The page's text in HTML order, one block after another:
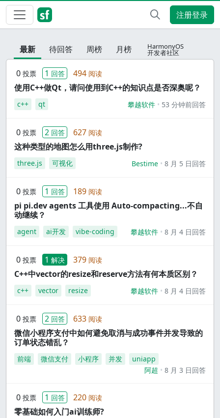
注册登录
最新 待回答 周榜 月榜 HarmonyOS
开发者社区
0 投票 1 回答 494 阅读
使用C++做Qt，请问使用到C++的知识点是否深奥呢？
c++ qt 攀越软件 53 分钟前回答
0 投票 2 回答 627 阅读
这种类型的地图怎么用three.js制作?
three.js 可视化 Bestime 8 月 5 日回答
0 投票 1 回答 189 阅读
pi pi.dev agents 工具使用 Auto-compacting...不自
动继续？
agent ai开发 vibe-coding 攀越软件 8 月 4 日回答
0 投票 1 解决 379 阅读
C++中vector的resize和reserve方法有何本质区别？
c++ vector resize 攀越软件 8 月 4 日回答
0 投票 2 回答 633 阅读
微信小程序支付中如何避免取消与成功事件并发导致的
订单状态错乱？
前端 微信支付 小程序 并发
uniapp
阿超
8 月 3 日回答
0 投票 1 回答 220 阅读
零基础如何入门ai训练师?